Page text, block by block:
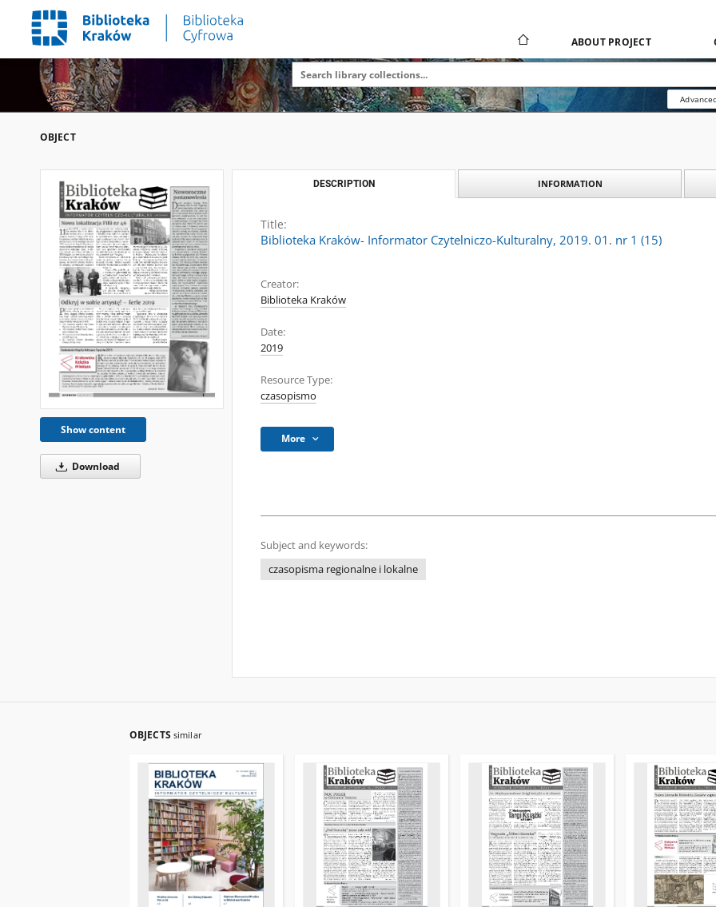
ABOUT PROJECT
OBJECT
Show content
Download
DESCRIPTION INFORMATION
Title:
Biblioteka Kraków- Informator Czytelniczo-Kulturalny, 2019. 01. nr 1 (15)
Creator:
Biblioteka Kraków
Date:
2019
Resource Type:
czasopismo
More
Subject and keywords:
czasopisma regionalne i lokalne
OBJECTS similar